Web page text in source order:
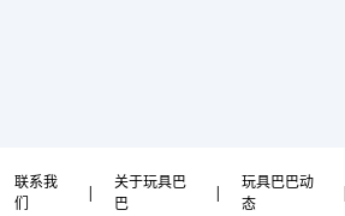
联系我
们
|
关于玩具巴
巴
|
玩具巴巴动
态
|